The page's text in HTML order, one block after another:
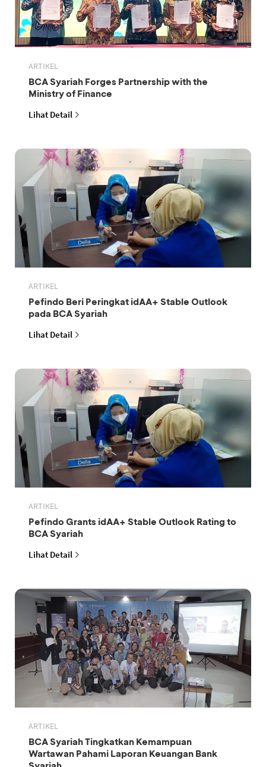
ARTIKEL
BCA Syariah Forges Partnership with the
Ministry of Finance
Lihat Detail
ARTIKEL
Pefindo Beri Peringkat idAA+ Stable Outlook
pada BCA Syariah
Lihat Detail
ARTIKEL
Pefindo Grants idAA+ Stable Outlook Rating to
BCA Syariah
Lihat Detail
ARTIKEL
BCA Syariah Tingkatkan Kemampuan
Wartawan Pahami Laporan Keuangan Bank